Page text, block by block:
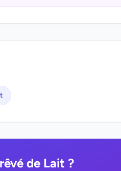
de Lait ?